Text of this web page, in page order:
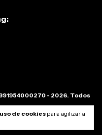
de cookiespara agilizar a
- 2026. Todos